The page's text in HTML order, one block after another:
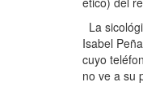
La
Isabel
cuyo
no ve a su